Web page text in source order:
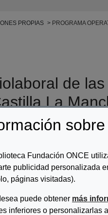
Fundación ONCE
publicidad personalizada
páginas visitadas).
puede obtener más
inferiores o personalizarlas
PROPIAS PROGRAMA
de
La
Autor/es:Fundación
Descripcion:
Informe final de un